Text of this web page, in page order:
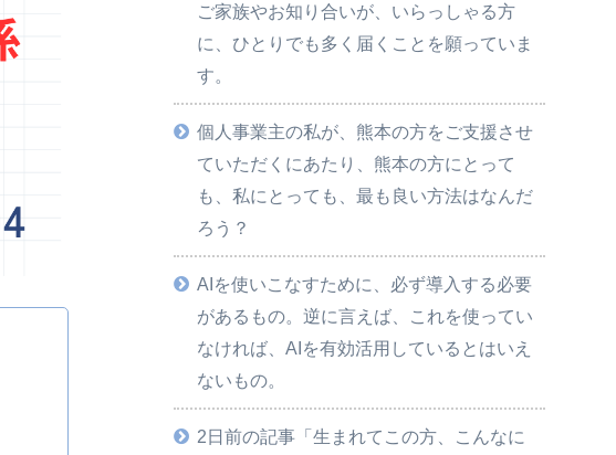
ご家族やお知り合いが、いらっしゃる方
に、ひとりでも多く届くことを願っていま
す。
個人事業主の私が、熊本の方をご支援させ
ていただくにあたり、熊本の方にとって
も、私にとっても、最も良い方法はなんだ
ろう？
AIを使いこなすために、必ず導入する必要
があるもの。逆に言えば、これを使ってい
なければ、AIを有効活用しているとはいえ
ないもの。
2日前の記事「生まれてこの方、こんなに